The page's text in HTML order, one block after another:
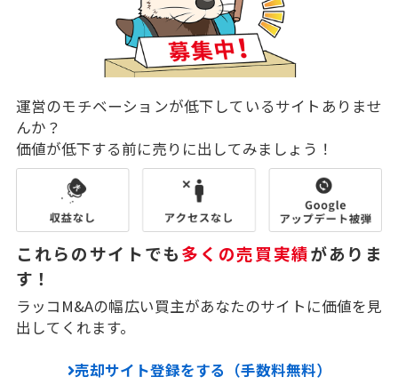
運営のモチベーションが低下しているサイトありませ
んか？
価値が低下する前に売りに出してみましょう！
これらのサイトでも多くの売買実績がありま
す！
ラッコM&Aの幅広い買主があなたのサイトに価値を見
出してくれます。
売却サイト登録をする（手数料無料）